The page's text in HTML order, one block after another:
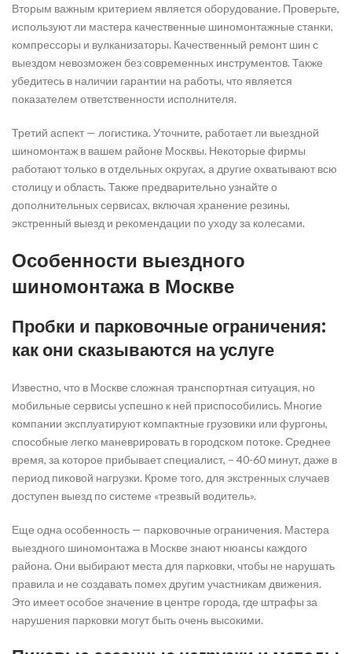
Вторым важным критерием является оборудование. Проверьте,
используют ли мастера качественные шиномонтажные станки,
компрессоры и вулканизаторы. Качественный ремонт шин с
выездом невозможен без современных инструментов. Также
убедитесь в наличии гарантии на работы, что является
показателем ответственности исполнителя.
Третий аспект — логистика. Уточните, работает ли выездной
шиномонтаж в вашем районе Москвы. Некоторые фирмы
работают только в отдельных округах, а другие охватывают всю
столицу и область. Также предварительно узнайте о
дополнительных сервисах, включая хранение резины,
экстренный выезд и рекомендации по уходу за колесами.
Особенности выездного
шиномонтажа в Москве
Пробки и парковочные ограничения:
как они сказываются на услуге
Известно, что в Москве сложная транспортная ситуация, но
мобильные сервисы успешно к ней приспособились. Многие
компании эксплуатируют компактные грузовики или фургоны,
способные легко маневрировать в городском потоке. Среднее
время, за которое прибывает специалист, – 40-60 минут, даже в
период пиковой нагрузки. Кроме того, для экстренных случаев
доступен выезд по системе «трезвый водитель».
Еще одна особенность — парковочные ограничения. Мастера
выездного шиномонтажа в Москве знают нюансы каждого
района. Они выбирают места для парковки, чтобы не нарушать
правила и не создавать помех другим участникам движения.
Это имеет особое значение в центре города, где штрафы за
нарушения парковки могут быть очень высокими.